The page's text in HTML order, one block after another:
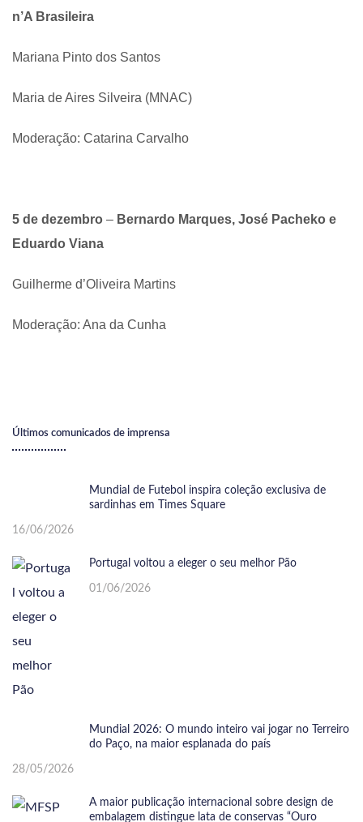
n’A Brasileira
Mariana Pinto dos Santos
Maria de Aires Silveira (MNAC)
Moderação: Catarina Carvalho
5 de dezembro – Bernardo Marques, José Pacheko e
Eduardo Viana
Guilherme d’Oliveira Martins
Moderação: Ana da Cunha
Últimos comunicados de imprensa
Mundial de Futebol inspira coleção exclusiva de
sardinhas em Times Square
16/06/2026
Portugal voltou a eleger o seu melhor Pão
01/06/2026
Mundial 2026: O mundo inteiro vai jogar no Terreiro
do Paço, na maior esplanada do país
28/05/2026
A maior publicação internacional sobre design de
embalagem distingue lata de conservas “Ouro